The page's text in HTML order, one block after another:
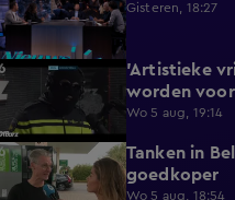
Gisteren, 18:27
6:04
'Artistieke
worden
Wo 5 aug, 19:14
8:41
Tanken in
goedkoper
Wo 5 aug, 18:54